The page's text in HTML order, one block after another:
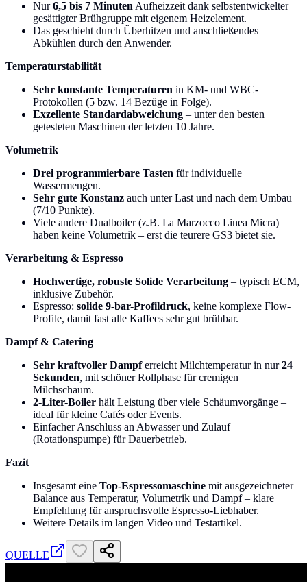
Nur6,5 bis 7 Minuten Aufheizzeit dank selbstentwickelter
gesättigter Brühgruppe mit eigenem Heizelement.
Das geschieht durch Überhitzen und anschließendes
Abkühlen durch den Anwender.
Temperaturstabilität
Sehr konstante Temperaturen in KM- und WBC-
Protokollen (5 bzw. 14 Bezüge in Folge).
Exzellente Standardabweichung – unter den besten
getesteten Maschinen der letzten 10 Jahre.
Volumetrik
Drei programmierbare Tasten für individuelle
Wassermengen.
Sehr gute Konstanz auch unter Last und nach dem Umbau
(7/10 Punkte).
Viele andere Dualboiler (z.B. La Marzocco Linea Micra)
haben keine Volumetrik – erst die teurere GS3 bietet sie.
Verarbeitung & Espresso
Hochwertige, robuste Solide Verarbeitung – typisch ECM,
inklusive Zubehör.
Espresso: solide 9-bar-Profildruck, keine komplexe Flow-
Profile, damit fast alle Kaffees sehr gut brühbar.
Dampf & Catering
Sehr kraftvoller Dampferreicht Milchtemperatur in nur24
Sekunden, mit schöner Rollphase für cremigen
Milchschaum.
2-Liter-Boiler hält Leistung über viele Schäumvorgänge –
ideal für kleine Cafés oder Events.
Einfacher Anschluss an Abwasser und Zulauf
(Rotationspumpe) für Dauerbetrieb.
Fazit
Insgesamt eine Top-Espressomaschine mit ausgezeichneter
Balance aus Temperatur, Volumetrik und Dampf – klare
Empfehlung für anspruchsvolle Espresso-Liebhaber.
Weitere Details im langen Video und Testartikel.
QUELLE